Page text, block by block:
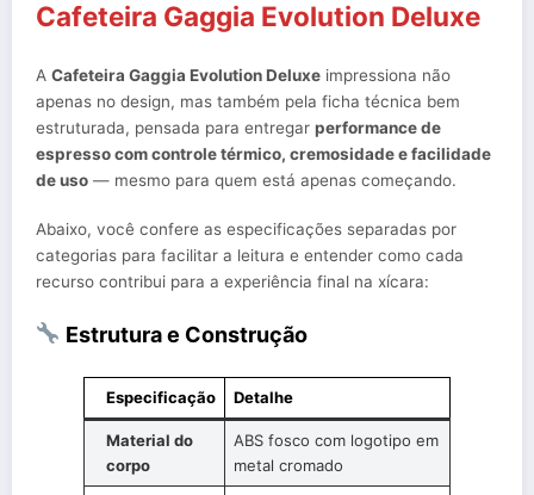
Cafeteira Gaggia Evolution Deluxe
A Cafeteira Gaggia Evolution Deluxe impressiona não
apenas no design, mas também pela ficha técnica bem
estruturada, pensada para entregar performance de
espresso com controle térmico, cremosidade e facilidade
de uso — mesmo para quem está apenas começando.
Abaixo, você confere as especificações separadas por
categorias para facilitar a leitura e entender como cada
recurso contribui para a experiência final na xícara:
Estrutura e Construção
Especificação Detalhe
Material do
corpo
ABS fosco com logotipo em
metal cromado